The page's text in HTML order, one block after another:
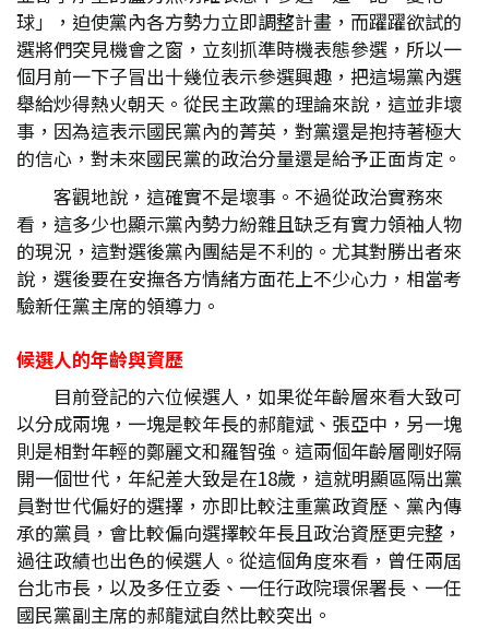
球」，迫使黨內各方勢力立即調整計畫，而躍躍欲試的
選將們突見機會之窗，立刻抓準時機表態參選，所以一
個月前一下子冒出十幾位表示參選興趣，把這場黨內選
舉給炒得熱火朝天。從民主政黨的理論來說，這並非壞
事，因為這表示國民黨內的菁英，對黨還是抱持著極大
的信心，對未來國民黨的政治分量還是給予正面肯定。
客觀地說，這確實不是壞事。不過從政治實務來
看，這多少也顯示黨內勢力紛雜且缺乏有實力領袖人物
的現況，這對選後黨內團結是不利的。尤其對勝出者來
說，選後要在安撫各方情緒方面花上不少心力，相當考
驗新任黨主席的領導力。
候選人的年齡與資歷
目前登記的六位候選人，如果從年齡層來看大致可
以分成兩塊，一塊是較年長的郝龍斌、張亞中，另一塊
則是相對年輕的鄭麗文和羅智強。這兩個年齡層剛好隔
開一個世代，年紀差大致是在18歲，這就明顯區隔出黨
員對世代偏好的選擇，亦即比較注重黨政資歷、黨內傳
承的黨員，會比較偏向選擇較年長且政治資歷更完整，
過往政績也出色的候選人。從這個角度來看，曾任兩屆
台北市長，以及多任立委、一任行政院環保署長、一任
國民黨副主席的郝龍斌自然比較突出。